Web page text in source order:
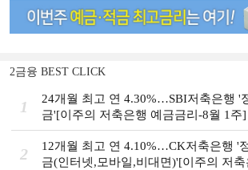
2금융 BEST CLICK
1
24개월 최고 연 4.30%…SBI저축은행 '
금'[이주의 저축은행 예금금리-8월 1주]
2
12개월 최고 연 4.10%…CK저축은행 '
금(인터넷,모바일,비대면)'[이주의 저축